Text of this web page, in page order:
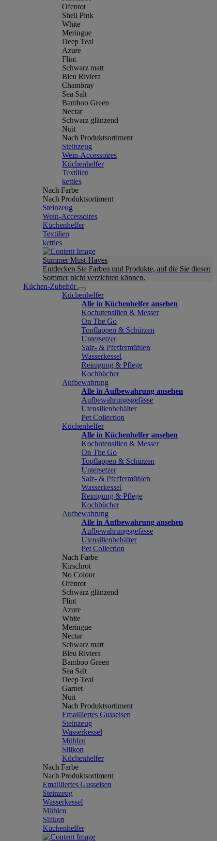
Ofenrot
Shell Pink
White
Meringue
Deep Teal
Azure
Flint
Schwarz matt
Bleu Riviera
Chambray
Sea Salt
Bamboo Green
Nectar
Schwarz glänzend
Nuit
Nach Produktsortiment
Steinzeug
Wein-Accessoires
Küchenhelfer
Textilien
kettles
Nach Farbe
Nach Produktsortiment
Steinzeug
Wein-Accessoires
Küchenhelfer
Textilien
kettles
Summer Must-Haves
Entdecken Sie Farben und Produkte, auf die Sie diesen
Sommer nicht verzichten können.
Küchen-Zubehör
Küchenhelfer
Alle in Küchenhelfer ansehen
Kochutensilien & Messer
On The Go
Topflappen & Schürzen
Untersetzer
Salz- & Pfeffermühlen
Wasserkessel
Reinigung & Pflege
Kochbücher
Aufbewahrung
Alle in Aufbewahrung ansehen
Aufbewahrungsgefässe
Utensilienbehälter
Pet Collection
Küchenhelfer
Alle in Küchenhelfer ansehen
Kochutensilien & Messer
On The Go
Topflappen & Schürzen
Untersetzer
Salz- & Pfeffermühlen
Wasserkessel
Reinigung & Pflege
Kochbücher
Aufbewahrung
Alle in Aufbewahrung ansehen
Aufbewahrungsgefässe
Utensilienbehälter
Pet Collection
Nach Farbe
Kirschrot
No Colour
Ofenrot
Schwarz glänzend
Flint
Azure
White
Meringue
Nectar
Schwarz matt
Bleu Riviera
Bamboo Green
Sea Salt
Deep Teal
Garnet
Nuit
Nach Produktsortiment
Emailliertes Gusseisen
Steinzeug
Wasserkessel
Mühlen
Silikon
Küchenhelfer
Nach Farbe
Nach Produktsortiment
Emailliertes Gusseisen
Steinzeug
Wasserkessel
Mühlen
Silikon
Küchenhelfer